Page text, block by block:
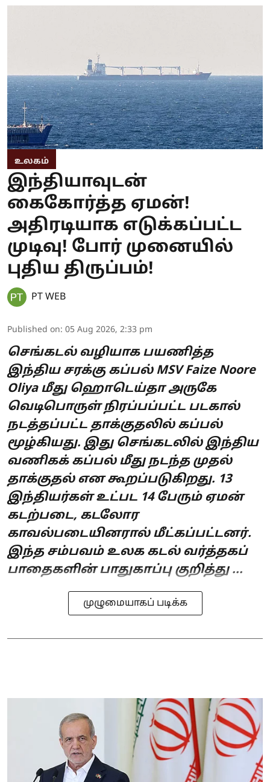
உலகம்
இந்தியாவுடன்
கைகோர்த்த ஏமன்!
அதிரடியாக எடுக்கப்பட்ட
முடிவு! போர் முனையில்
புதிய திருப்பம்!
PT WEB
Published on: 05 Aug 2026, 2:33 pm
செங்கடல் வழியாக பயணித்த
இந்திய சரக்கு கப்பல் MSV Faize Noore
Oliya மீது ஹொடெய்தா அருகே
வெடிபொருள் நிரப்பப்பட்ட படகால்
நடத்தப்பட்ட தாக்குதலில் கப்பல்
மூழ்கியது. இது செங்கடலில் இந்திய
வணிகக் கப்பல் மீது நடந்த முதல்
தாக்குதல் என கூறப்படுகிறது. 13
இந்தியர்கள் உட்பட 14 பேரும் ஏமன்
கடற்படை, கடலோர
காவல்படையினரால் மீட்கப்பட்டனர்.
இந்த சம்பவம் உலக கடல் வர்த்தகப்
பாதைகளின் பாதுகாப்பு குறித்து ...
முழுமையாகப் படிக்க